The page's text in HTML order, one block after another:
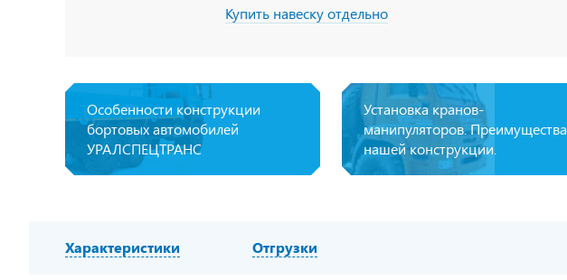
Купить навеску отдельно
Особенности конструкции
бортовых автомобилей
УРАЛСПЕЦТРАНС
Установка кранов-
манипуляторов. Преимущества
нашей конструкции.
Характеристики Отгрузки